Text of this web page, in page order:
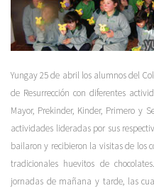
Yungay 25 de abril los alumnos del
de Resurrección con diferentes
Mayor, Prekinder, Kinder, Primero y
actividades lideradas por sus
bailaron y recibieron la visitas de los
tradicionales huevitos de
jornadas de mañana y tarde, las